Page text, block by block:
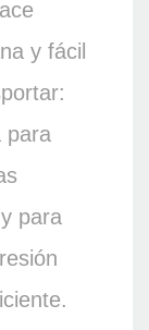
y fácil
para
para